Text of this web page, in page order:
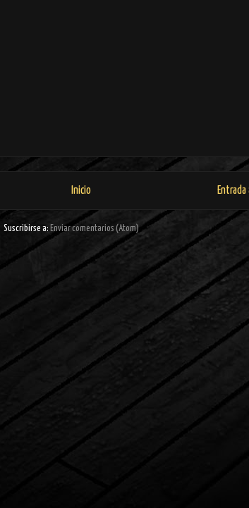
Inicio
Suscribirse a: Enviar comentarios (Atom)